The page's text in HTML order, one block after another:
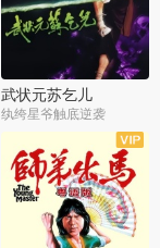
武状元苏乞儿
纨绔星爷触底逆袭